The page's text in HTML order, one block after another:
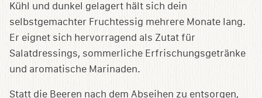
Kühl und dunkel gelagert hält sich dein
selbstgemachter Fruchtessig mehrere Monate lang.
Er eignet sich hervorragend als Zutat für
Salatdressings, sommerliche Erfrischungsgetränke
und aromatische Marinaden.
Statt die Beeren nach dem Abseihen zu entsorgen,